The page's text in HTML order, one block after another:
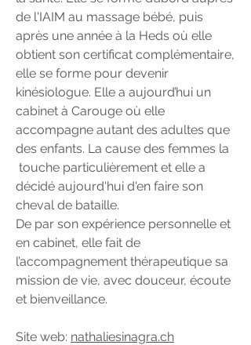
de l'IAIM au massage bébé, puis
après une année à la Heds où elle
obtient son certificat complémentaire,
elle se forme pour devenir
kinésiologue. Elle a aujourd’hui un
cabinet à Carouge où elle
accompagne autant des adultes que
des enfants. La cause des femmes la
touche particulièrement et elle a
décidé aujourd'hui d'en faire son
cheval de bataille.
De par son expérience personnelle et
en cabinet, elle fait de
l’accompagnement thérapeutique sa
mission de vie, avec douceur, écoute
et bienveillance.
Site web: nathaliesinagra.ch